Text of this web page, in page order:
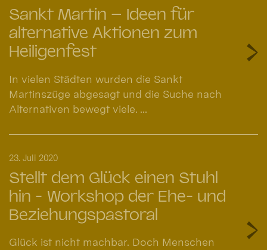
Sankt Martin – Ideen für
alternative Aktionen zum
Heiligenfest
In vielen Städten wurden die Sankt
Martinszüge abgesagt und die Suche nach
Alternativen bewegt viele. ...
Stellt dem Glück einen Stuhl
hin - Workshop der Ehe- und
Beziehungspastoral
23. Juli 2020
Glück ist nicht machbar. Doch Menschen